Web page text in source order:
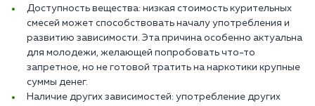
Доступность вещества: низкая стоимость курительных
смесей может способствовать началу употребления и
развитию зависимости. Эта причина особенно актуальна
для молодежи, желающей попробовать что-то
запретное, но не готовой тратить на наркотики крупные
суммы денег.
Наличие других зависимостей: употребление других